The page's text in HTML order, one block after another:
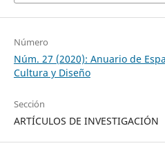
Número
Núm. 27 (2020): Anuario de
Cultura y Diseño
Sección
ARTÍCULOS DE INVESTIGACIÓN